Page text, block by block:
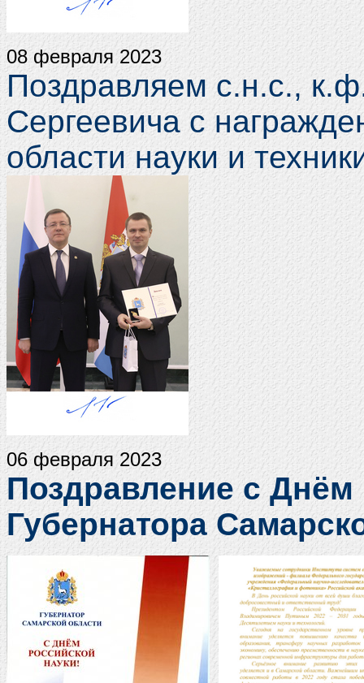
08 февраля 2023
Поздравляем с.н.с.,
Сергеевича с
области науки и
06 февраля 2023
Поздравление с Днём
Губернатора